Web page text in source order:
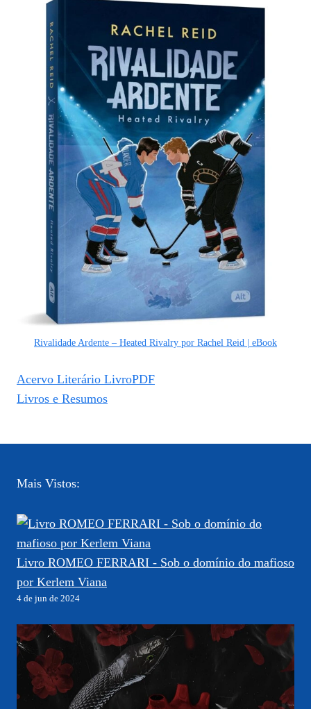
Rivalidade Ardente – Heated Rivalry por Rachel Reid | eBook
Acervo Literário LivroPDF
Livros e Resumos
Mais Vistos:
Livro ROMEO FERRARI - Sob o domínio do mafioso
por Kerlem Viana
4 de jun de 2024